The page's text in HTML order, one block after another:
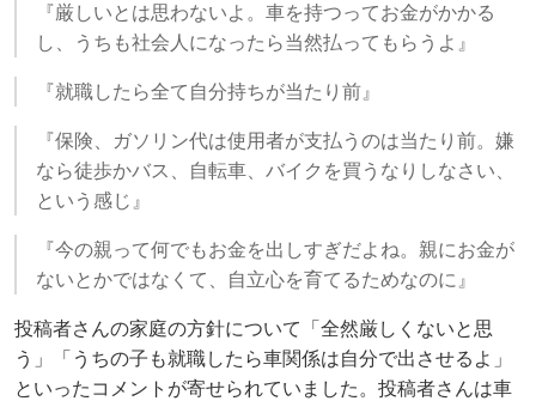
『厳しいとは思わないよ。車を持つってお金がかかる
し、うちも社会人になったら当然払ってもらうよ』
『就職したら全て自分持ちが当たり前』
『保険、ガソリン代は使用者が支払うのは当たり前。嫌
なら徒歩かバス、自転車、バイクを買うなりしなさい、
という感じ』
『今の親って何でもお金を出しすぎだよね。親にお金が
ないとかではなくて、自立心を育てるためなのに』
投稿者さんの家庭の方針について「全然厳しくないと思
う」「うちの子も就職したら車関係は自分で出させるよ」
といったコメントが寄せられていました。投稿者さんは車